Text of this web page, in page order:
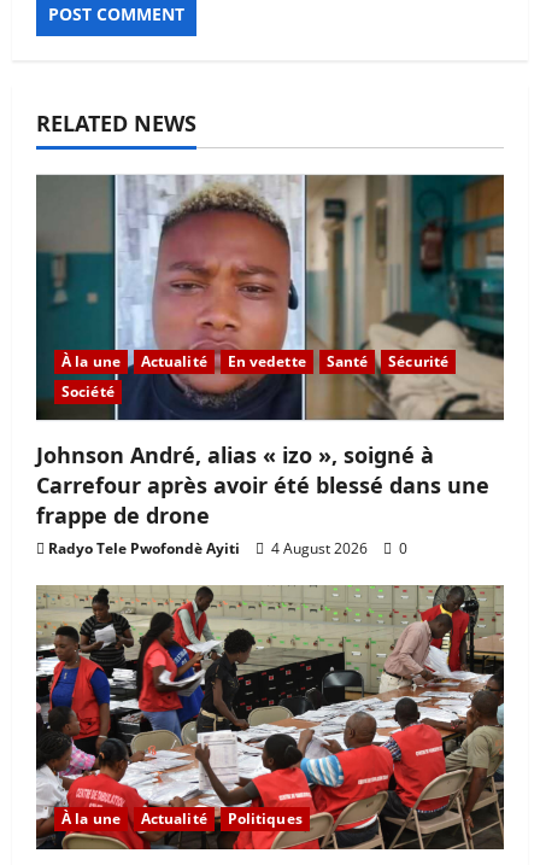
RELATED NEWS
À la une Actualité En vedette Santé
Sécurité
Société
Johnson André, alias « izo », soigné à
Carrefour après avoir été blessé dans une
frappe de drone
Radyo Tele Pwofondè Ayiti 4 August 2026 0
À la une Actualité Politiques